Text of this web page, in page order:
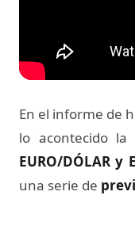
En el informe de
lo acontecido
EURO/DÓLAR y
una serie de